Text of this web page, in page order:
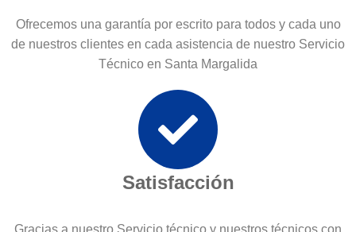
Ofrecemos una garantía por escrito para todos y cada uno
de nuestros clientes en cada asistencia de nuestro Servicio
Técnico en Santa Margalida
Satisfacción
Gracias a nuestro Servicio técnico y nuestros técnicos con